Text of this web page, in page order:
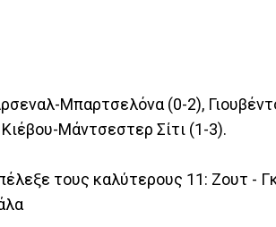
Μπαρτσελόνα (0-2),
Μάντσεστερ Σίτι (1-3).
τους καλύτερους 11: Ζουτ -